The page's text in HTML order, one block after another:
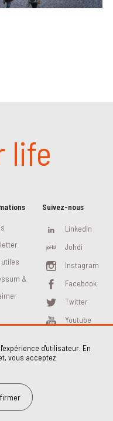
life
&
Suivez-nous
LinkedIn
Johdi
Instagram
Facebook
Twitter
Youtube
& Disclaimer
d'utilisateur. En
vous acceptez